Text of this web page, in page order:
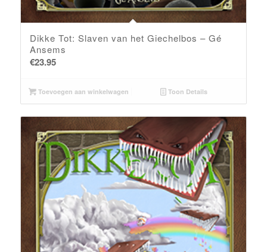
Dikke Tot: Slaven van het Giechelbos – Gé
Ansems
€23.95
Toevoegen aan winkelwagen Toon Details